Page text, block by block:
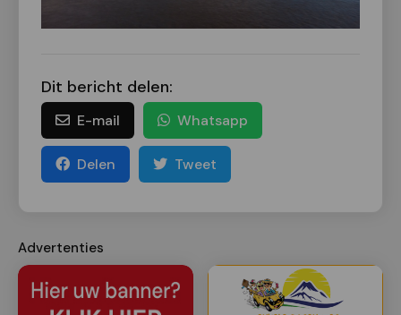
Dit bericht delen:
E-mail Whatsapp
Delen Tweet
Advertenties